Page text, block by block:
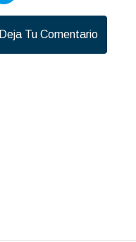
Deja Tu Comentario